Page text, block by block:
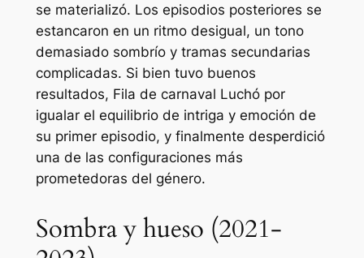
se materializó. Los episodios posteriores se
estancaron en un ritmo desigual, un tono
demasiado sombrío y tramas secundarias
complicadas. Si bien tuvo buenos
resultados, Fila de carnaval Luchó por
igualar el equilibrio de intriga y emoción de
su primer episodio, y finalmente desperdició
una de las configuraciones más
prometedoras del género.
Sombra y hueso (2021-